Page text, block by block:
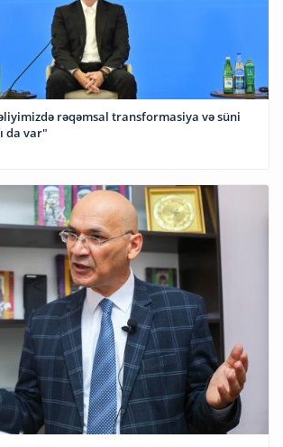
rəqəmsal transformasiya və süni
da var"